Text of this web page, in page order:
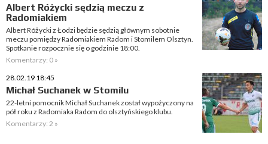
Albert Różycki sędzią meczu z
Radomiakiem
Albert Różycki z Łodzi będzie sędzią głównym sobotnie
meczu pomiędzy Radomiakiem Radom i Stomilem Olsztyn.
Spotkanie rozpocznie się o godzinie 18:00.
Komentarzy: 0 »
28.02.19 18:45
Michał Suchanek w Stomilu
22-letni pomocnik Michał Suchanek został wypożyczony na
pół roku z Radomiaka Radom do olsztyńskiego klubu.
Komentarzy: 2 »